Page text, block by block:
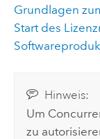
Grundlagen
Start des
Hinweis:
Um
zu